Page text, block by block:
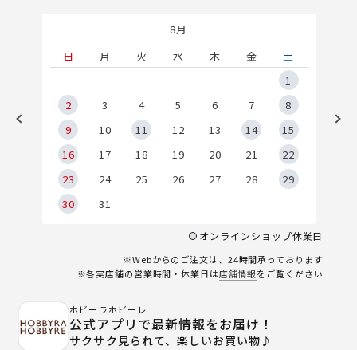
8月
日
月 火 水 木 金
土
1
2
3 4 5 6 7
8
9
10 11 12 13 14
15
16
17 18 19 20 21
22
23
24 25 26 27 28
29
30
31
オンラインショップ休業日
※Webからのご注文は、24時間承っております
※各実店舗の営業時間・休業日は店舗情報をご覧ください
ホビーラホビーレ
公式アプリで最新情報をお届け！
サクサク見られて、楽しいお買い物♪